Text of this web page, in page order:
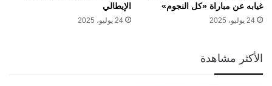
غيابه عن مباراة «كل النجوم»
24 يوليو، 2025
الإيطالي
24 يوليو، 2025
الأكثر مشاهدة